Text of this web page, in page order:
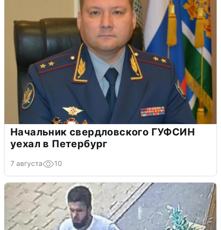
Начальник свердловского ГУФСИН
уехал в Петербург
7 августа 10